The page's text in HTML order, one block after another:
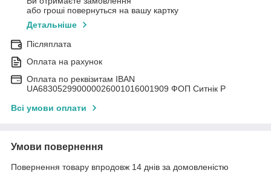
або гроші повернуться на вашу картку
Детальніше
Післяплата
Оплата на рахунок
Оплата по реквізитам IBAN
UА683052990000026001016001909 ФОП Ситнік Р
Всі умови оплати
Умови повернення
Повернення товару впродовж 14 днів за домовленістю